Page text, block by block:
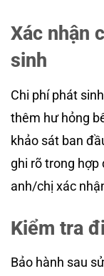
Xác nhận
sinh
Chi phí phát
thêm hư hỏng
khảo sát ban
ghi rõ trong
anh/chị xác
Kiểm tra
Bảo hành sau